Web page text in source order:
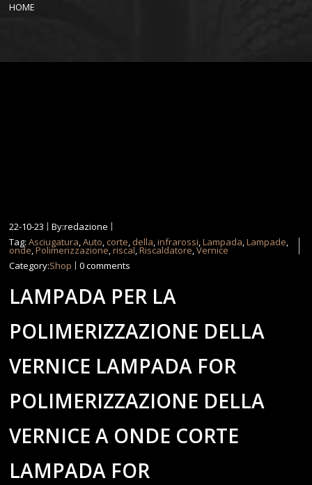
HOME
22-10-23
By:redazione
Tag:Asciugatura,Auto, corte, della,infrarossi,Lampada,Lampade,
onde,Polimerizzazione,riscal,Riscaldatore,Vernice
Category:Shop 0 comments
LAMPADA PER LA
POLIMERIZZAZIONE DELLA
VERNICE LAMPADA FOR
POLIMERIZZAZIONE DELLA
VERNICE A ONDE CORTE
LAMPADA FOR